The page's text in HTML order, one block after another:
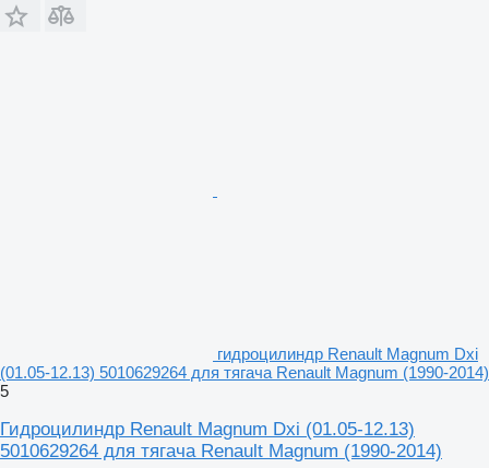
гидроцилиндр Renault Magnum Dxi
(01.05-12.13) 5010629264 для тягача Renault Magnum (1990-2014)
5
Гидроцилиндр Renault Magnum Dxi (01.05-12.13)
5010629264 для тягача Renault Magnum (1990-2014)